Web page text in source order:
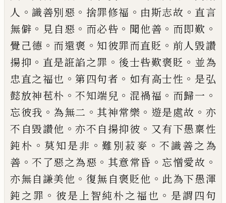
人 。識善別惡 。 捨罪修福 。 由斯志故 。 直言
無僻 。 見自惡 。 而必呰 。 聞他善 。 而即歎 。
覺己德 。 而還褒 。知彼罪而直貶 。 前人毀讚
揚抑 。 直是誑諂之罪 。 後士呰歎褒貶 。 並為
忠直之福也 。第四句者 。 如有高士性 。 是弘
懿放神苞朴 。不知端兒 。 混禍福 。 而歸一 。
忘彼我 。 為無二 。其神常樂 。 遊是處故 。 亦
不自毀讚他 。亦不自揚抑彼 。 又有下愚稟性
鈍朴 。 莫知是非 。難別菽麥 。不識善之為
善 。不了惡之為惡 。 其意常昏 。 忘憎愛故 。
亦無自謙美他 。 復無自褒貶他 。 此為下愚渾
鈍之罪 。 彼是上智純朴之福也 。 是謂四句